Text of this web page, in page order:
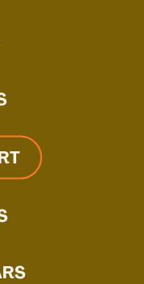
zich